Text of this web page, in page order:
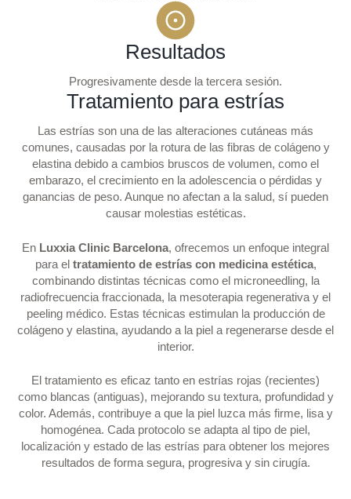
Resultados
Progresivamente desde la tercera sesión.
Tratamiento para estrías
Las estrías son una de las alteraciones cutáneas más
comunes, causadas por la rotura de las fibras de colágeno y
elastina debido a cambios bruscos de volumen, como el
embarazo, el crecimiento en la adolescencia o pérdidas y
ganancias de peso. Aunque no afectan a la salud, sí pueden
causar molestias estéticas.
En Luxxia Clinic Barcelona, ofrecemos un enfoque integral
para el tratamiento de estrías con medicina estética,
combinando distintas técnicas como el microneedling, la
radiofrecuencia fraccionada, la mesoterapia regenerativa y el
peeling médico. Estas técnicas estimulan la producción de
colágeno y elastina, ayudando a la piel a regenerarse desde el
interior.
El tratamiento es eficaz tanto en estrías rojas (recientes)
como blancas (antiguas), mejorando su textura, profundidad y
color. Además, contribuye a que la piel luzca más firme, lisa y
homogénea. Cada protocolo se adapta al tipo de piel,
localización y estado de las estrías para obtener los mejores
resultados de forma segura, progresiva y sin cirugía.